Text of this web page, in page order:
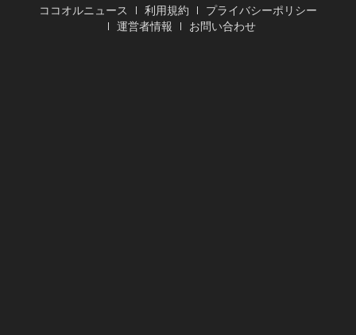
ココオルニュース 利用規約
プライバシーポリシー
運営者情報
お問い合わせ